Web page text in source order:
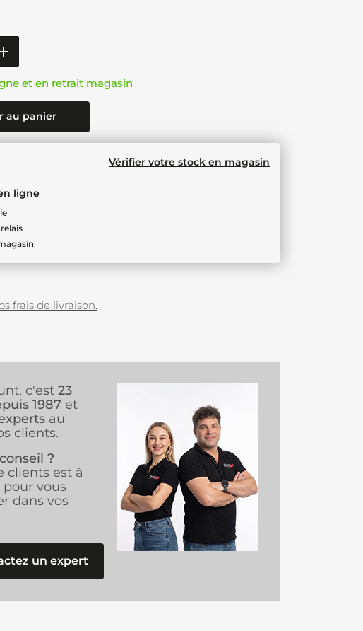
et en retrait magasin
au panier
Vérifier votre stock en magasin
ligne
frais de livraison.
c'est 23
1987 et
au
clients.
?
clients est à
vous
dans vos
un expert